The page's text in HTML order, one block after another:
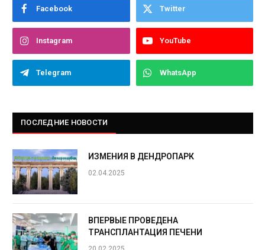
Facebook Twitter
Instagram YouTube
Telegram WhatsApp
ПОСЛЕДНИЕ НОВОСТИ
ИЗМЕНИЯ В ДЕНДРОПАРК
02.04.2025
ВПЕРВЫЕ ПРОВЕДЕНА
ТРАНСПЛАНТАЦИЯ ПЕЧЕНИ